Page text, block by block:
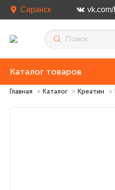
Саранск
Каталог товаров
Главная » Каталог » Креатин »